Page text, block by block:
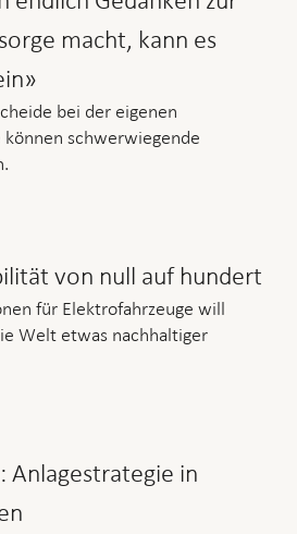
macht, kann es
bei der eigenen
schwerwiegende
von null auf hundert
für Elektrofahrzeuge will
Welt etwas nachhaltiger
Anlagestrategie in